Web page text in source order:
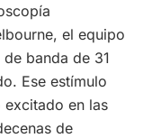
el equipo
banda de 31
Ese estímulo
en las
de